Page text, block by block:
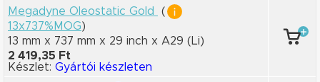
Megadyne Oleostatic Gold
(
13x737%MOG)
13 mm x 737 mm x 29 inch x A29 (Li)
2 419,35 Ft
Készlet: Gyártói készleten